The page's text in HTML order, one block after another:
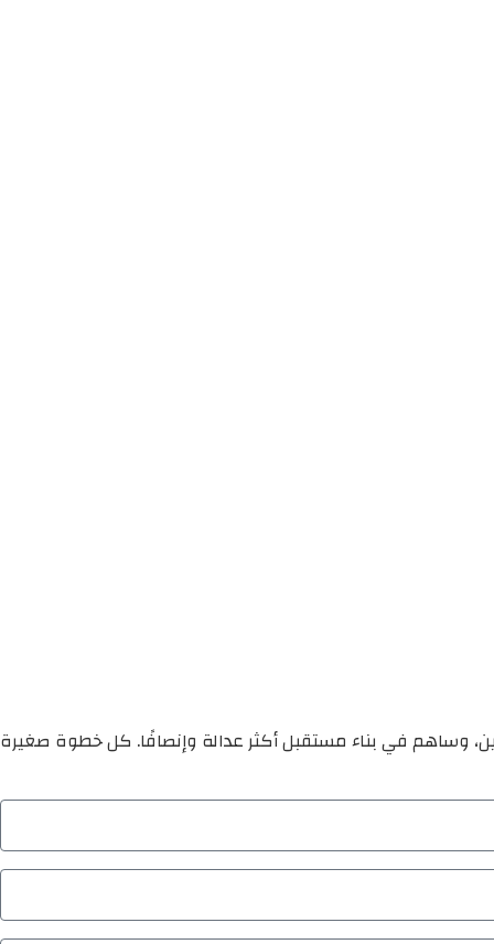
وساهم في بناء مستقبل أكثر عدالة وإنصافًا. كل خطوة صغيرة